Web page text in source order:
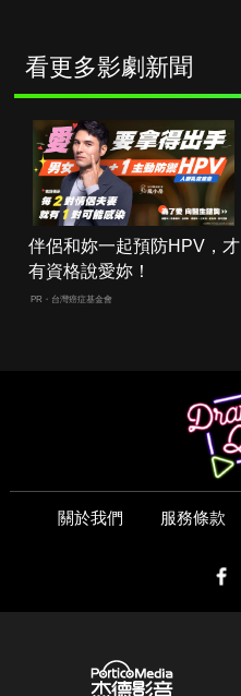
看更多影劇新聞
伴侶和妳一起預防HPV，才
有資格說愛妳！
PR・台灣癌症基金會
關於我們 服務條款